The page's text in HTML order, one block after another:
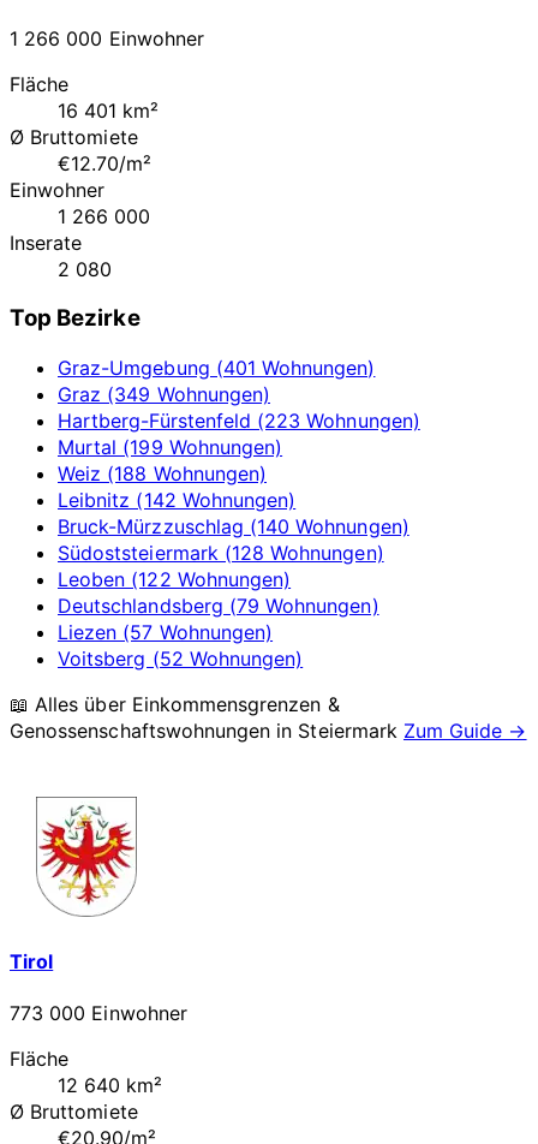
1 266 000 Einwohner
Fläche
16 401 km²
Ø Bruttomiete
€12.70/m²
Einwohner
1 266 000
Inserate
2 080
Top Bezirke
Graz-Umgebung (401 Wohnungen)
Graz (349 Wohnungen)
Hartberg-Fürstenfeld (223 Wohnungen)
Murtal (199 Wohnungen)
Weiz (188 Wohnungen)
Leibnitz (142 Wohnungen)
Bruck-Mürzzuschlag (140 Wohnungen)
Südoststeiermark (128 Wohnungen)
Leoben (122 Wohnungen)
Deutschlandsberg (79 Wohnungen)
Liezen (57 Wohnungen)
Voitsberg (52 Wohnungen)
📖 Alles über Einkommensgrenzen &
Genossenschaftswohnungen in Steiermark Zum Guide →
Tirol
773 000 Einwohner
Fläche
12 640 km²
Ø Bruttomiete
€20.90/m²